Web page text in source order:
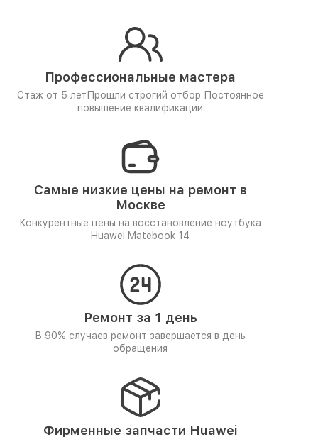
Профессиональные мастера
Стаж от 5 лет Прошли строгий отбор Постоянное
повышение квалификации
Самые низкие цены на ремонт в
Москве
Конкурентные цены на восстановление ноутбука
Huawei Matebook 14
Ремонт за 1 день
В 90% случаев ремонт завершается в день
обращения
Фирменные запчасти Huawei